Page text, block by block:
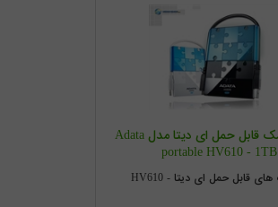
هارد دیسک قابل حمل ای دیتا مدل Adata
portable HV610 - 1TB
هارد دیسک های قابل حمل ای دیتا HV610 -